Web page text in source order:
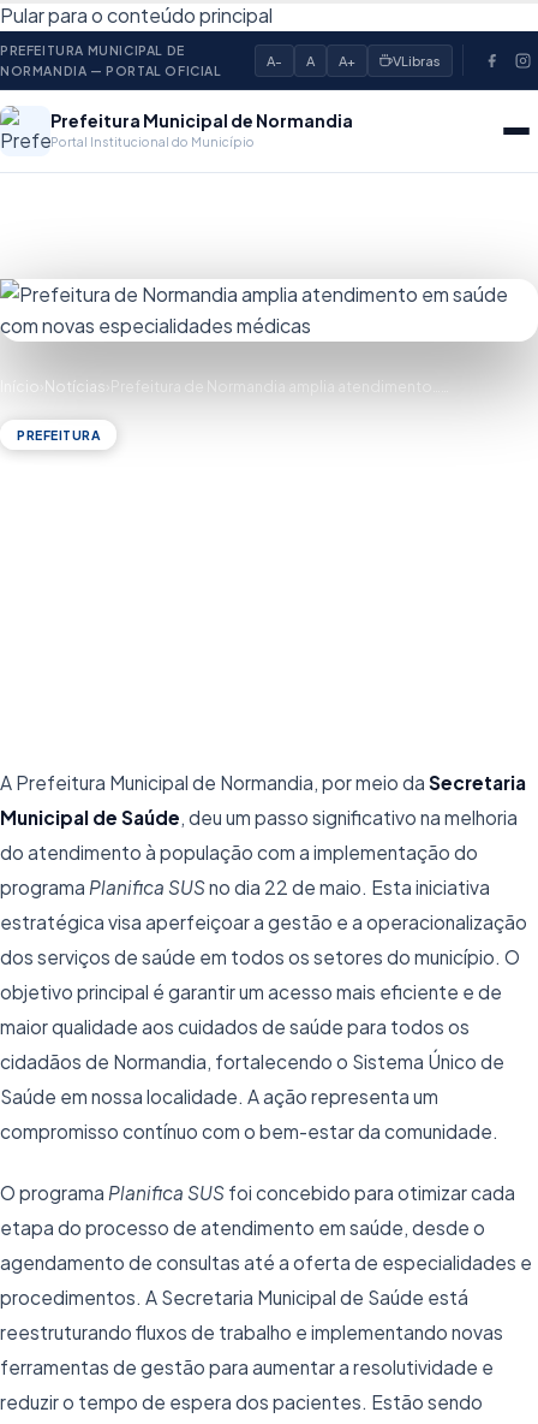
Pular para o conteúdo principal
PREFEITURA MUNICIPAL DE
NORMANDIA — PORTAL OFICIAL
A- A A+ VLibras
Prefeitura Municipal de Normandia
Portal Institucional do Município
Início Notícias › Prefeitura de Normandia amplia atendimento……
PREFEITURA
A Prefeitura Municipal de Normandia, por meio da Secretaria
Municipal de Saúde, deu um passo significativo na melhoria
do atendimento à população com a implementação do
programa Planifica SUSno dia 22 de maio. Esta iniciativa
estratégica visa aperfeiçoar a gestão e a operacionalização
dos serviços de saúde em todos os setores do município. O
objetivo principal é garantir um acesso mais eficiente e de
maior qualidade aos cuidados de saúde para todos os
cidadãos de Normandia, fortalecendo o Sistema Único de
Saúde em nossa localidade. A ação representa um
compromisso contínuo com o bem-estar da comunidade.
O programa Planifica SUS foi concebido para otimizar cada
etapa do processo de atendimento em saúde, desde o
agendamento de consultas até a oferta de especialidades e
procedimentos. A Secretaria Municipal de Saúde está
reestruturando fluxos de trabalho e implementando novas
ferramentas de gestão para aumentar a resolutividade e
reduzir o tempo de espera dos pacientes. Estão sendo